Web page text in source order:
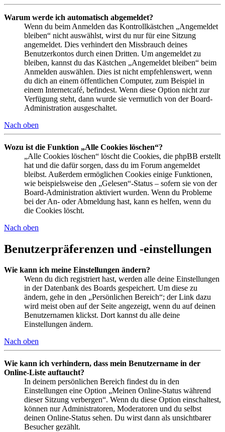
Warum werde ich automatisch abgemeldet?
Wenn du beim Anmelden das Kontrollkästchen „Angemeldet
bleiben“ nicht auswählst, wirst du nur für eine Sitzung
angemeldet. Dies verhindert den Missbrauch deines
Benutzerkontos durch einen Dritten. Um angemeldet zu
bleiben, kannst du das Kästchen „Angemeldet bleiben“ beim
Anmelden auswählen. Dies ist nicht empfehlenswert, wenn
du dich an einem öffentlichen Computer, zum Beispiel in
einem Internetcafé, befindest. Wenn diese Option nicht zur
Verfügung steht, dann wurde sie vermutlich von der Board-
Administration ausgeschaltet.
Nach oben
Wozu ist die Funktion „Alle Cookies löschen“?
„Alle Cookies löschen“ löscht die Cookies, die phpBB erstellt
hat und die dafür sorgen, dass du im Forum angemeldet
bleibst. Außerdem ermöglichen Cookies einige Funktionen,
wie beispielsweise den „Gelesen“-Status – sofern sie von der
Board-Administration aktiviert wurden. Wenn du Probleme
bei der An- oder Abmeldung hast, kann es helfen, wenn du
die Cookies löscht.
Nach oben
Benutzerpräferenzen und -einstellungen
Wie kann ich meine Einstellungen ändern?
Wenn du dich registriert hast, werden alle deine Einstellungen
in der Datenbank des Boards gespeichert. Um diese zu
ändern, gehe in den „Persönlichen Bereich“; der Link dazu
wird meist oben auf der Seite angezeigt, wenn du auf deinen
Benutzernamen klickst. Dort kannst du alle deine
Einstellungen ändern.
Nach oben
Wie kann ich verhindern, dass mein Benutzername in der
Online-Liste auftaucht?
In deinem persönlichen Bereich findest du in den
Einstellungen eine Option „Meinen Online-Status während
dieser Sitzung verbergen“. Wenn du diese Option einschaltest,
können nur Administratoren, Moderatoren und du selbst
deinen Online-Status sehen. Du wirst dann als unsichtbarer
Besucher gezählt.